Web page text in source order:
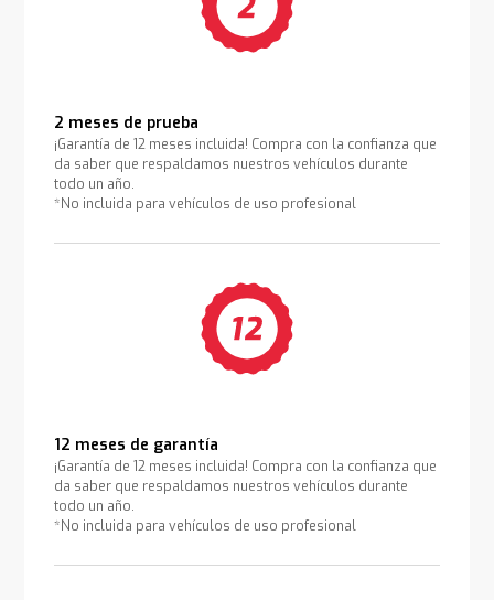
2 meses de prueba
¡Garantía de 12 meses incluida! Compra con la confianza que
da saber que respaldamos nuestros vehículos durante
todo un año.
*No incluida para vehículos de uso profesional
12 meses de garantía
¡Garantía de 12 meses incluida! Compra con la confianza que
da saber que respaldamos nuestros vehículos durante
todo un año.
*No incluida para vehículos de uso profesional